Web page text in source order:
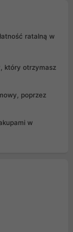
ratalną w
który otrzymasz
poprzez
w